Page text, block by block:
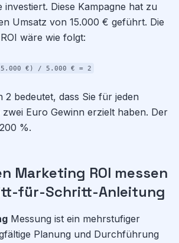
investiert. Diese Kampagne hat zu
Umsatz von 15.000 € geführt. Die
wäre wie folgt:
€) / 5.000 € = 2
2 bedeutet, dass Sie für jeden
Euro Gewinn erzielt haben. Der
%.
Marketing ROI messen
für-Schritt-Anleitung
Messung ist ein mehrstufiger
Planung und Durchführung